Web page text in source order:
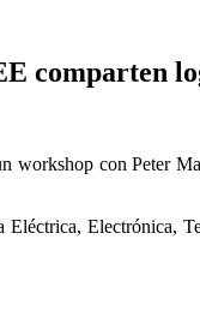
comparten
workshop con Peter
Electrónica,